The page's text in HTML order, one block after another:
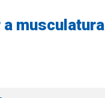
musculatura